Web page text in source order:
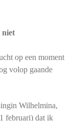
niet
op een moment
volop gaande
Wilhelmina,
februari) dat ik